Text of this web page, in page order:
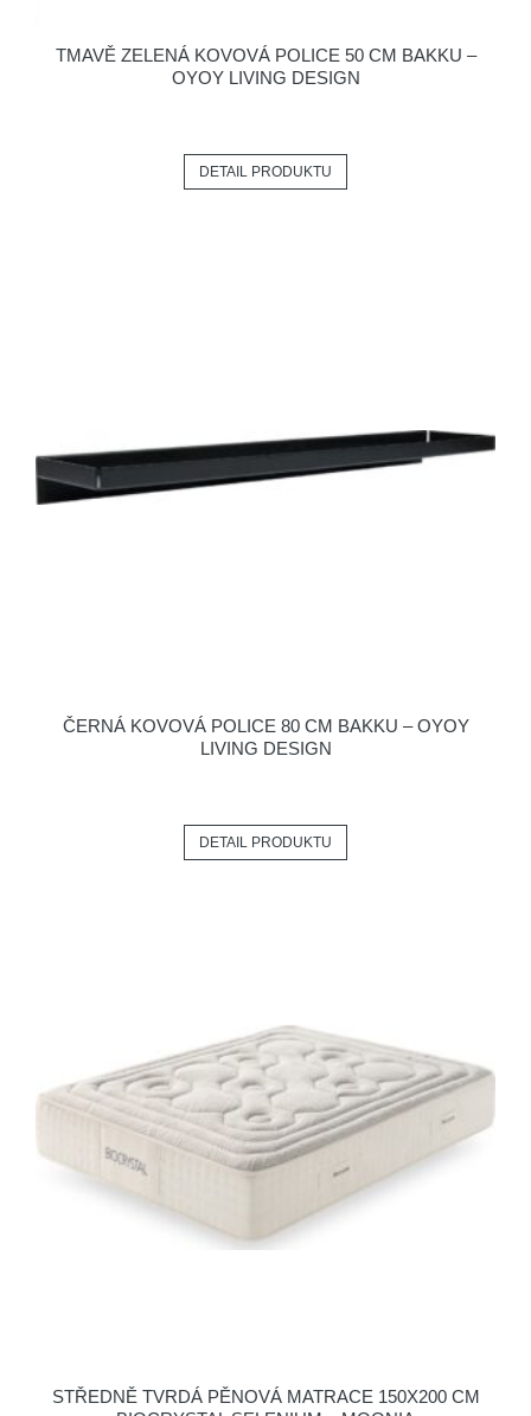
TMAVĚ ZELENÁ KOVOVÁ POLICE 50 CM BAKKU –
OYOY LIVING DESIGN
DETAIL PRODUKTU
ČERNÁ KOVOVÁ POLICE 80 CM BAKKU – OYOY
LIVING DESIGN
DETAIL PRODUKTU
STŘEDNĚ TVRDÁ PĚNOVÁ MATRACE 150X200 CM